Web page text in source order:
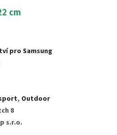
cm
pro Samsung
, Outdoor
8
s.r.o.